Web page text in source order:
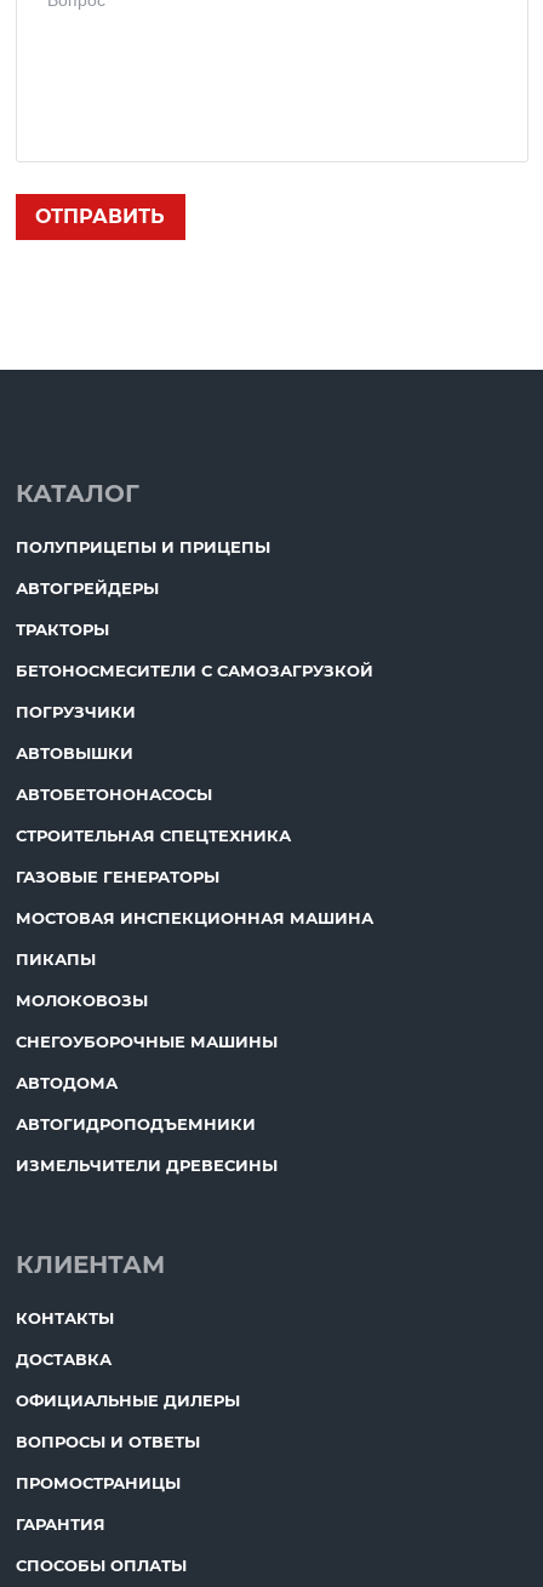
КАТАЛОГ
ПОЛУПРИЦЕПЫ И ПРИЦЕПЫ
АВТОГРЕЙДЕРЫ
ТРАКТОРЫ
БЕТОНОСМЕСИТЕЛИ С САМОЗАГРУЗКОЙ
ПОГРУЗЧИКИ
АВТОВЫШКИ
АВТОБЕТОНОНАСОСЫ
СТРОИТЕЛЬНАЯ СПЕЦТЕХНИКА
ГАЗОВЫЕ ГЕНЕРАТОРЫ
МОСТОВАЯ ИНСПЕКЦИОННАЯ МАШИНА
ПИКАПЫ
МОЛОКОВОЗЫ
СНЕГОУБОРОЧНЫЕ МАШИНЫ
АВТОДОМА
АВТОГИДРОПОДЪЕМНИКИ
ИЗМЕЛЬЧИТЕЛИ ДРЕВЕСИНЫ
КЛИЕНТАМ
КОНТАКТЫ
ДОСТАВКА
ОФИЦИАЛЬНЫЕ ДИЛЕРЫ
ВОПРОСЫ И ОТВЕТЫ
ПРОМОСТРАНИЦЫ
ГАРАНТИЯ
СПОСОБЫ ОПЛАТЫ